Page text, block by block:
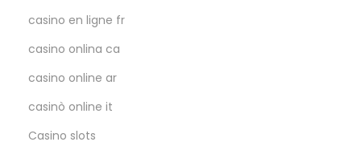
casino en ligne fr
casino onlina ca
casino online ar
casinò online it
Casino slots